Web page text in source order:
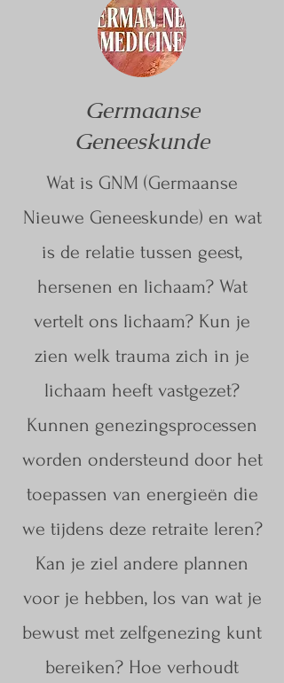
Germaanse
Geneeskunde
Wat is GNM (Germaanse
Nieuwe Geneeskunde) en wat
is de relatie tussen geest,
hersenen en lichaam? Wat
vertelt ons lichaam? Kun je
zien welk trauma zich in je
lichaam heeft vastgezet?
Kunnen genezingsprocessen
worden ondersteund door het
toepassen van energieën die
we tijdens deze retraite leren?
Kan je ziel andere plannen
voor je hebben, los van wat je
bewust met zelfgenezing kunt
bereiken? Hoe verhoudt